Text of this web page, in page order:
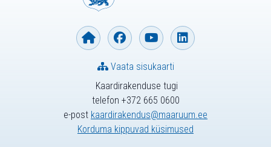
Kaardirakenduse tugi
telefon +372 665 0600
e-post kaardirakendus@maaruum.ee
Korduma kippuvad küsimused
Vaata sisukaarti